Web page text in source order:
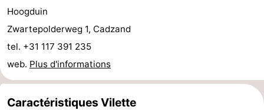
-
Faire
-
Hoogduin
Zwartepolderweg 1, Cadzand
tel. +31 117 391 235
web. Plus d'informations
Caractéristiques Vilette